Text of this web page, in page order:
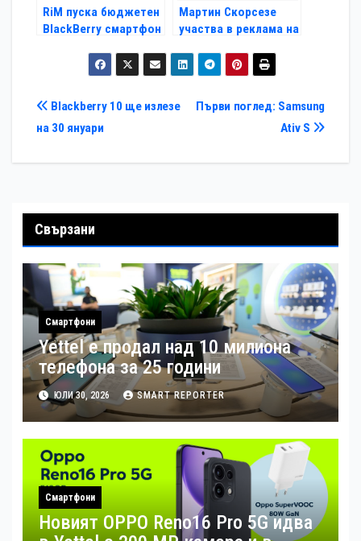
RiM пуска бюджетен
BlackBerry смартфон
Мартин Скорсезе
участва в реклама на
Навигация
Първи поглед: Samsung
Ativ S
Blackberry 10 ще излезе
на 30 януари
Свързани
Смартфони
Yettel е продал над 10 милиона
телефона за 25 години
ЮЛИ 30, 2026 SMART REPORTER
Смартфони
Новият OPPO Reno16 Pro 5G идва